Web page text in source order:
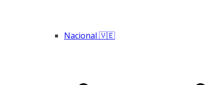
Nacional 🇻🇪